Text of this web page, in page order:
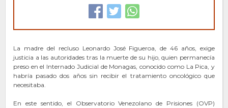
La madre del recluso Leonardo José Figueroa, de 46 años, exige
justicia a las autoridades tras la muerte de su hijo, quien permanecía
preso en el Internado Judicial de Monagas, conocido como La Pica, y
habría pasado dos años sin recibir el tratamiento oncológico que
necesitaba.
En este sentido, el Observatorio Venezolano de Prisiones (OVP)